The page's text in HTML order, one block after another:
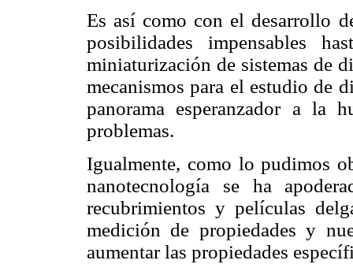
Es así como con el desarrollo
posibilidades impensables
miniaturización de sistemas de
mecanismos para el estudio de
panorama esperanzador a la
problemas.
Igualmente, como lo pudimos
nanotecnología se ha
recubrimientos y películas
medición de propiedades y
aumentar las propiedades